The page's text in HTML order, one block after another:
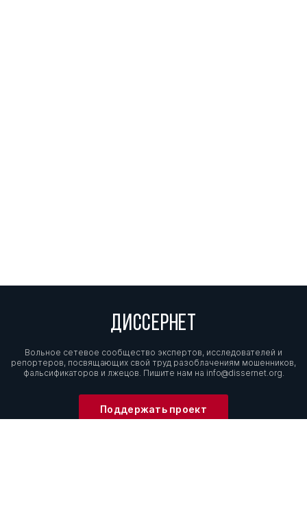
ДИССЕРНЕТ
Вольное сетевое сообщество экспертов, исследователей и
репортеров, посвящающих свой труд разоблачениям мошенников,
фальсификаторов и лжецов. Пишите нам на info@dissernet.org.
Поддержать проект